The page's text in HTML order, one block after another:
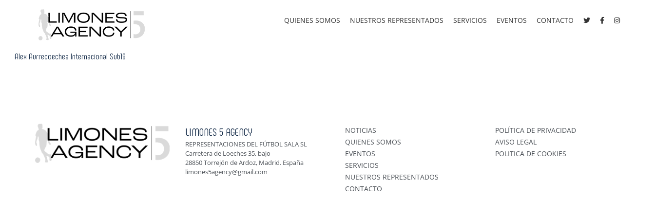
QUIENES SOMOS NUESTROS REPRESENTADOS SERVICIOS EVENTOS CONTACTO
Alex Aurrecoechea Internacional Sub19
LIMONES 5 AGENCY
REPRESENTACIONES DEL FÚTBOL SALA SL
Carretera de Loeches 35, bajo
28850 Torrejón de Ardoz, Madrid. España
limones5agency@gmail.com
NOTICIAS
QUIENES SOMOS
EVENTOS
SERVICIOS
NUESTROS REPRESENTADOS
CONTACTO
POLÍTICA DE PRIVACIDAD
AVISO LEGAL
POLITICA DE COOKIES